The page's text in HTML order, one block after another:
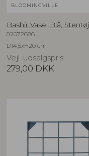
BLOOMINGVILLE
Bashir Vase, Blå, Stentøj
82072686
D14,5xH20 cm
Vejl. udsalgspris
279,00 DKK